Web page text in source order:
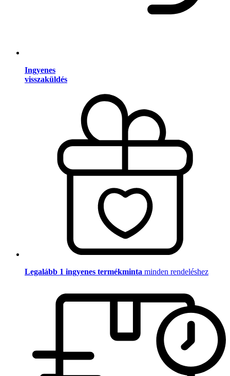
Ingyenes
visszaküldés
Legalább 1 ingyenes termékminta minden rendeléshez